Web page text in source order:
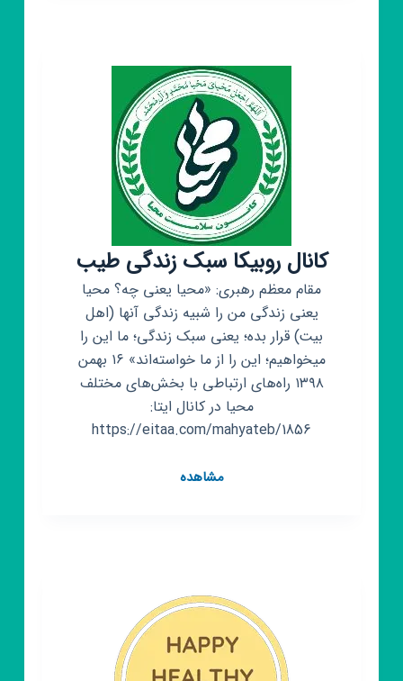
کانال روبیکا سبک زندگی طیب
مقام معظم رهبری: «محیا یعنی چه؟ محیا
یعنی زندگی من را شبیه زندگی آنها (اهل
بیت) قرار بده؛ یعنی سبک زندگی؛ ما این را
میخواهیم؛ این را از ما خواسته‌اند» ۱۶ بهمن
۱۳۹۸ راه‌های ارتباطی با بخش‌های مختلف
محیا در کانال ایتا:
https://eitaa.com/mahyateb/1856
مشاهدهکانال